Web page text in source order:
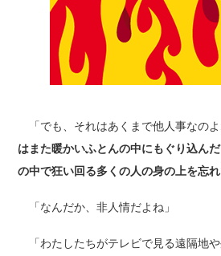
「でも、それはあくまで他人事なのよ
はまた暖かいふとんの中にもぐり込ん
の中で狂い回る多くの人の身の上を忘れ
「なんだか、非人情だよね」
「わたしたちがテレビで見る遠隔地